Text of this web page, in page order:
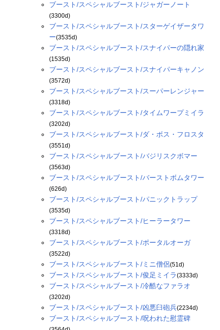
ブースト/スペシャルブースト/ジャガーノート
(3300d)
ブースト/スペシャルブースト/スターゲイザータワ
ー(3535d)
ブースト/スペシャルブースト/スナイパーの隠れ家
(1535d)
ブースト/スペシャルブースト/スナイパーキャノン
(3572d)
ブースト/スペシャルブースト/スーパーレンジャー
(3318d)
ブースト/スペシャルブースト/タイムワープミイラ
(3202d)
ブースト/スペシャルブースト/ダ・ボス・フロスタ
(3551d)
ブースト/スペシャルブースト/バジリスクボマー
(3563d)
ブースト/スペシャルブースト/バーストボムタワー
(626d)
ブースト/スペシャルブースト/パニックトラップ
(3535d)
ブースト/スペシャルブースト/ヒーラータワー
(3318d)
ブースト/スペシャルブースト/ポータルオーガ
(3522d)
ブースト/スペシャルブースト/ミニ僧侶(51d)
ブースト/スペシャルブースト/俊足ミイラ(3333d)
ブースト/スペシャルブースト/冷酷なファラオ
(3202d)
ブースト/スペシャルブースト/凶悪臼砲兵(2234d)
ブースト/スペシャルブースト/呪われた慰霊碑